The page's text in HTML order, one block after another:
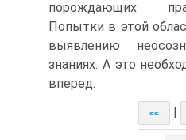
порождающих
Попытки в этой
выявлению
знаниях. А это
вперед.
<<